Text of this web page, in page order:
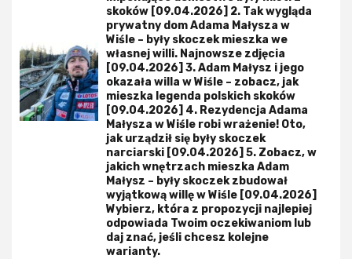
skoków [09.04.2026] 2. Tak wygląda
prywatny dom Adama Małysza w
Wiśle – były skoczek mieszka we
własnej willi. Najnowsze zdjęcia
[09.04.2026] 3. Adam Małysz i jego
okazała willa w Wiśle – zobacz, jak
mieszka legenda polskich skoków
[09.04.2026] 4. Rezydencja Adama
Małysza w Wiśle robi wrażenie! Oto,
jak urządził się były skoczek
narciarski [09.04.2026] 5. Zobacz, w
jakich wnętrzach mieszka Adam
Małysz – były skoczek zbudował
wyjątkową willę w Wiśle [09.04.2026]
Wybierz, która z propozycji najlepiej
odpowiada Twoim oczekiwaniom lub
daj znać, jeśli chcesz kolejne
warianty.